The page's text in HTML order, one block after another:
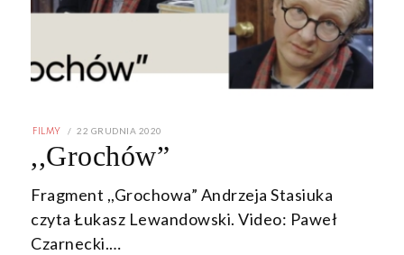
FILMY
POSTED
22 GRUDNIA 2020
,,Grochów”
Fragment ,,Grochowa” Andrzeja Stasiuka
czyta Łukasz Lewandowski. Video: Paweł
Czarnecki.…